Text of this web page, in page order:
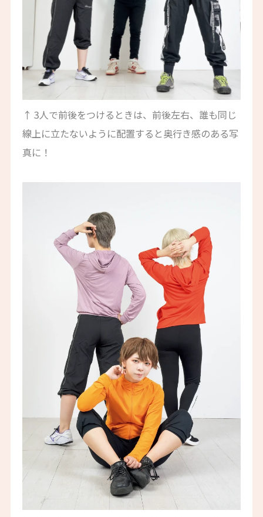
↑ 3人で前後をつけるときは、前後左右、誰も同じ
線上に立たないように配置すると奥行き感のある写
真に！